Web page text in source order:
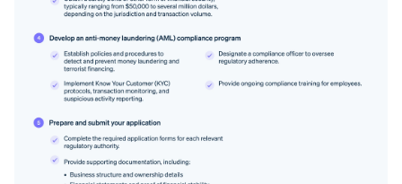
阿联酋
English
爱尔兰